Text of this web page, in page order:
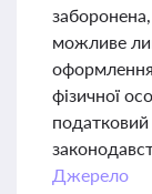
можливе
фізичної
Джерело